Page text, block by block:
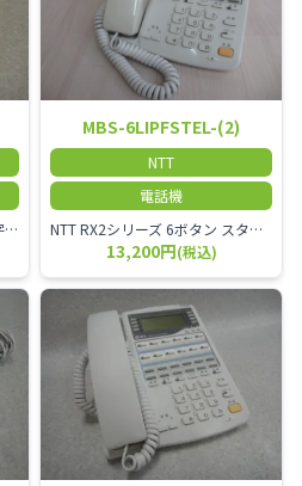
NTT RX2シリーズ 12ボタン 漢字表示 録音機能付き スター回線 電話機 15分の留守番電話と通話中録音機能が付いてます。
MBS-6LIPFSTEL-(2)
NTT
電話機
NTT RX2シリーズ 6ボタン スター回線 ISDN停電電話機-｢2｣ MBS-6LIPFSTEL-(2) 通常時は標準電話機として利用でき停電時はISDN局線を利用して通話することが可能です。
13,200円(税込)